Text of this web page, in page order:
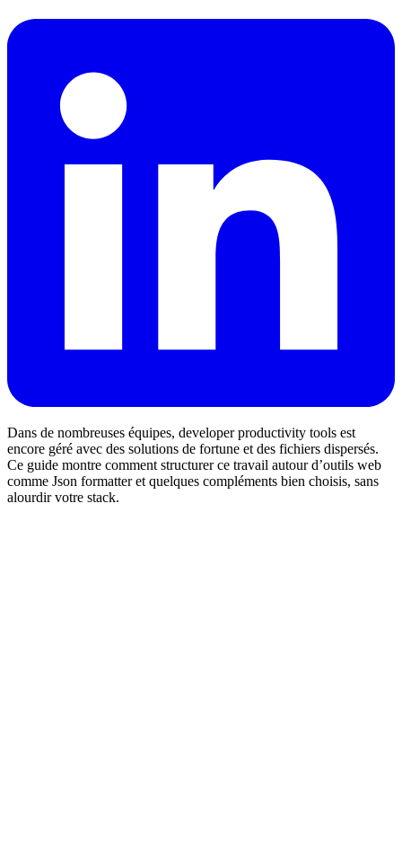
Dans de nombreuses équipes, developer productivity tools est
encore géré avec des solutions de fortune et des fichiers dispersés.
Ce guide montre comment structurer ce travail autour d’outils web
comme Json formatter et quelques compléments bien choisis, sans
alourdir votre stack.